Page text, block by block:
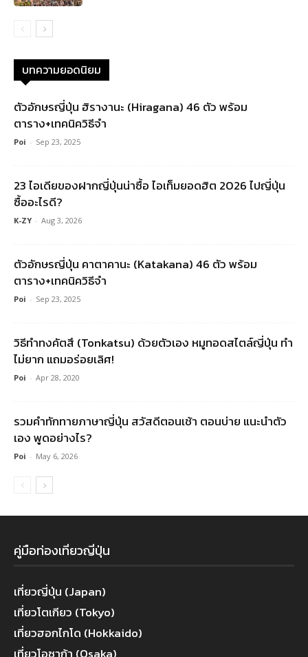
บทความยอดนิยม
ตัวอักษรญี่ปุ่น ฮิรางานะ (Hiragana) 46 ตัว พร้อม
ตาราง+เทคนิควิธีจำ
Poi - Sep 23, 2025
23 ไอเดียของฝากญี่ปุ่นน่าซื้อ ไอเท็มยอดฮิต 2026 ไปญี่ปุ่น
ซื้ออะไรดี?
K-ZY - Aug 3, 2026
ตัวอักษรญี่ปุ่น คาตาคานะ (Katakana) 46 ตัว พร้อม
ตาราง+เทคนิควิธีจำ
Poi - Sep 23, 2025
วิธีทำทงคัตสึ (Tonkatsu) ด้วยตัวเอง หมูทอดสไตล์ญี่ปุ่น ทำ
ไม่ยาก แถมอร่อยเลิศ!
Poi - Apr 28, 2020
รวมคําทักทายภาษาญี่ปุ่น สวัสดีตอนเช้า ตอนบ่าย แนะนำตัว
เอง พูดอย่างไร?
Poi - May 6, 2026
คู่มือท่องเที่ยวญี่ปุ่น
เที่ยวญี่ปุ่น (Japan)
เที่ยวโตเกียว (Tokyo)
เที่ยวฮอกไกโด (Hokkaido)
เที่ยวโอซาก้า (Osaka)